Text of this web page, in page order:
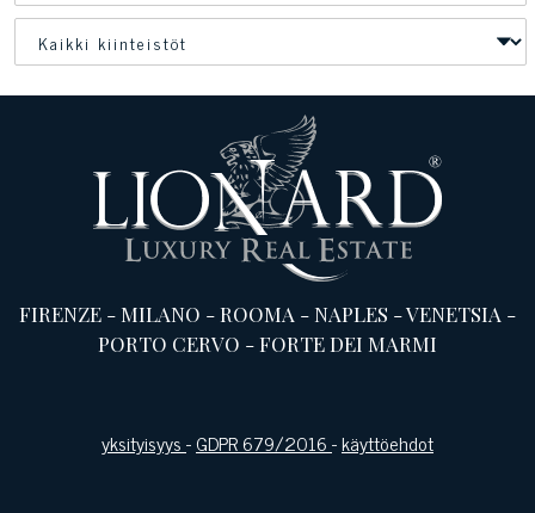
FIRENZE -MILANO -ROOMA -NAPLES -VENETSIA -
PORTO CERVO -FORTE DEI MARMI
yksityisyys-GDPR 679/2016-käyttöehdot